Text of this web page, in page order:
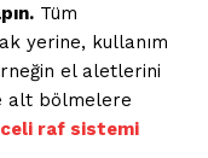
Tüm
yerine, kullanım
el aletlerini
alt bölmelere
raf sistemi